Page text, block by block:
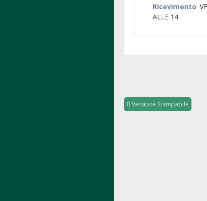
Ricevimento:
ALLE 14
Versione Stampabile